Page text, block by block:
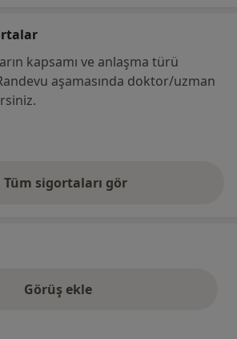
sürdürmektedir.
emekli olan Prof. Dr. Figen
mesleki deneyimini ve donanımını
kendi kliniğinde hasta
danışmanlık ve eğitim
kapsamı ve anlaşma türü
aşamasında doktor/uzman
Tüm sigortaları gör
Görüş ekle